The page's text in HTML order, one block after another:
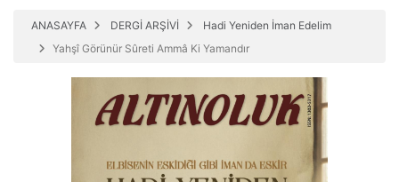
ANASAYFA DERGİ ARŞİVİ
Hadi Yeniden İman Edelim
Yahşî Görünür Sûreti Ammâ Ki Yamandır